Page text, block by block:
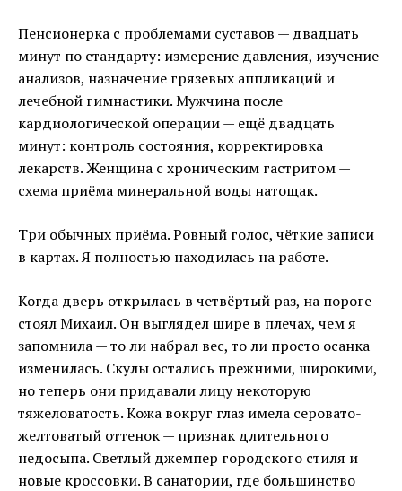
Пенсионерка с проблемами суставов — двадцать
минут по стандарту: измерение давления, изучение
анализов, назначение грязевых аппликаций и
лечебной гимнастики. Мужчина после
кардиологической операции — ещё двадцать
минут: контроль состояния, корректировка
лекарств. Женщина с хроническим гастритом —
схема приёма минеральной воды натощак.
Три обычных приёма. Ровный голос, чёткие записи
в картах. Я полностью находилась на работе.
Когда дверь открылась в четвёртый раз, на пороге
стоял Михаил. Он выглядел шире в плечах, чем я
запомнила — то ли набрал вес, то ли просто осанка
изменилась. Скулы остались прежними, широкими,
но теперь они придавали лицу некоторую
тяжеловатость. Кожа вокруг глаз имела серовато-
желтоватый оттенок — признак длительного
недосыпа. Светлый джемпер городского стиля и
новые кроссовки. В санатории, где большинство